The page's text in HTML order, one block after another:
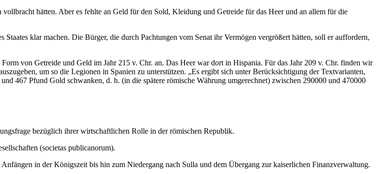
hätten. Aber es fehlte an Geld für den Sold, Kleidung und Getreide für das Heer und an allem für die
klar machen. Die Bürger, die durch Pachtungen vom Senat ihr Vermögen vergrößert hätten, soll er auffordern,
von Getreide und Geld im Jahr 215 v. Chr. an. Das Heer war dort in Hispania. Für das Jahr 209 v. Chr. finden wir
um so die Legionen in Spanien zu unterstützen. „Es ergibt sich unter Berücksichtigung der Textvarianten,
467 Pfund Gold schwanken, d. h. (in die spätere römische Währung umgerechnet) zwischen 290000 und 470000
bezüglich ihrer wirtschaftlichen Rolle in der römischen Republik.
(societas publicanorum).
in der Königszeit bis hin zum Niedergang nach Sulla und dem Übergang zur kaiserlichen Finanzverwaltung.